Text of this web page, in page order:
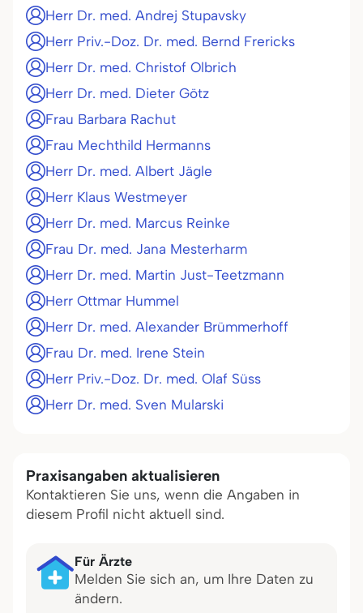
Herr Dr. med. Andrej Stupavsky
Herr Priv.-Doz. Dr. med. Bernd Frericks
Herr Dr. med. Christof Olbrich
Herr Dr. med. Dieter Götz
Frau Barbara Rachut
Frau Mechthild Hermanns
Herr Dr. med. Albert Jägle
Herr Klaus Westmeyer
Herr Dr. med. Marcus Reinke
Frau Dr. med. Jana Mesterharm
Herr Dr. med. Martin Just-Teetzmann
Herr Ottmar Hummel
Herr Dr. med. Alexander Brümmerhoff
Frau Dr. med. Irene Stein
Herr Priv.-Doz. Dr. med. Olaf Süss
Herr Dr. med. Sven Mularski
Praxisangaben aktualisieren
Kontaktieren Sie uns, wenn die Angaben in
diesem Profil nicht aktuell sind.
Für Ärzte
Melden Sie sich an, um Ihre Daten zu
ändern.